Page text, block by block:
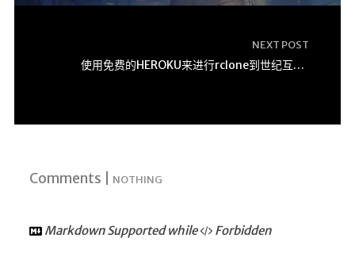
NEXT POST
使用免费的HEROKU来进行rclone到世纪互联(支持sharepoint)
Comments | NOTHING
Markdown Supported while Forbidden